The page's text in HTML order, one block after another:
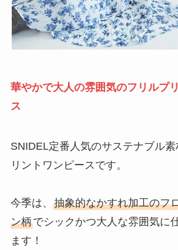
華やかで大人の雰囲気のフリルプ
ス
SNIDEL定番人気のサステナブル
リントワンピースです。
今季は、 抽象的なかすれ加工のフ
ン柄でシックかつ大人な雰囲気に
ます！